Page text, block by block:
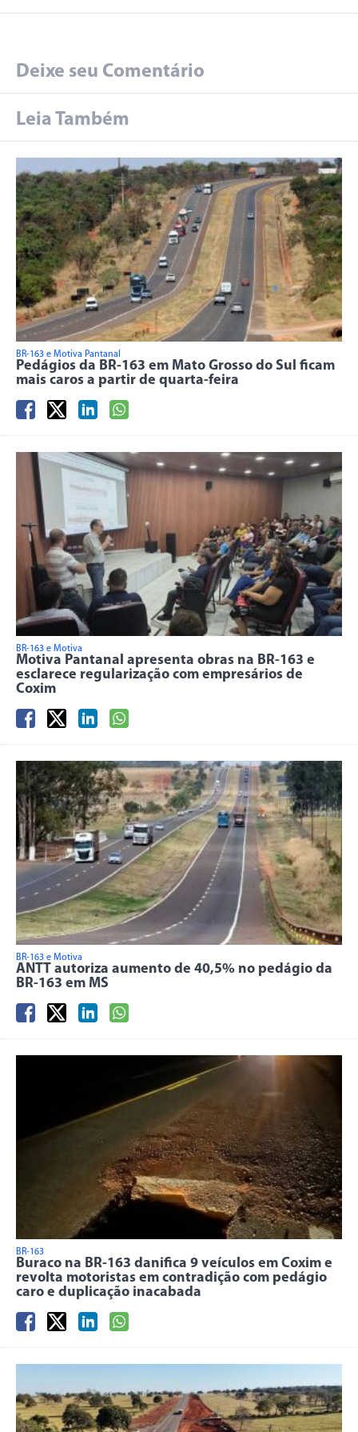
Deixe seu Comentário
Leia Também
BR-163 e Motiva Pantanal
Pedágios da BR-163 em Mato Grosso do Sul ficam
mais caros a partir de quarta-feira
BR-163 e Motiva
Motiva Pantanal apresenta obras na BR-163 e
esclarece regularização com empresários de
Coxim
BR-163 e Motiva
ANTT autoriza aumento de 40,5% no pedágio da
BR-163 em MS
BR-163
Buraco na BR-163 danifica 9 veículos em Coxim e
revolta motoristas em contradição com pedágio
caro e duplicação inacabada